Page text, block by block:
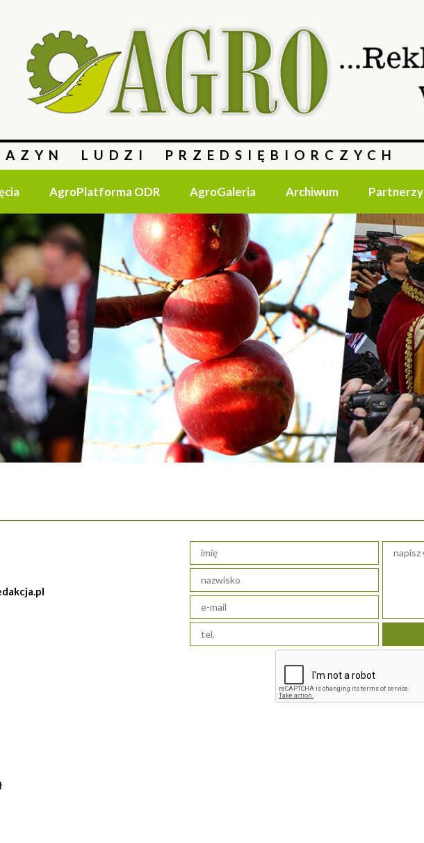
LUDZI PRZEDSIĘBIORCZYCH
AgroPlatforma ODR AgroGaleria Archiwum Partnerzy